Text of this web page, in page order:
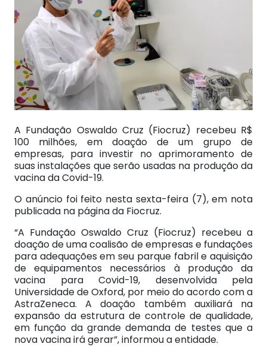
A Fundação Oswaldo Cruz (Fiocruz) recebeu R$
100 milhões, em doação de um grupo de
empresas, para investir no aprimoramento de
suas instalações que serão usadas na produção da
vacina da Covid-19.
O anúncio foi feito nesta sexta-feira (7), em nota
publicada na página da Fiocruz.
“A Fundação Oswaldo Cruz (Fiocruz) recebeu a
doação de uma coalisão de empresas e fundações
para adequações em seu parque fabril e aquisição
de equipamentos necessários à produção da
vacina para Covid-19, desenvolvida pela
Universidade de Oxford, por meio do acordo com a
AstraZeneca. A doação também auxiliará na
expansão da estrutura de controle de qualidade,
em função da grande demanda de testes que a
nova vacina irá gerar”, informou a entidade.